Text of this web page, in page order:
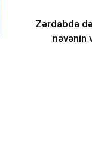
Zərdabda
nəvənin